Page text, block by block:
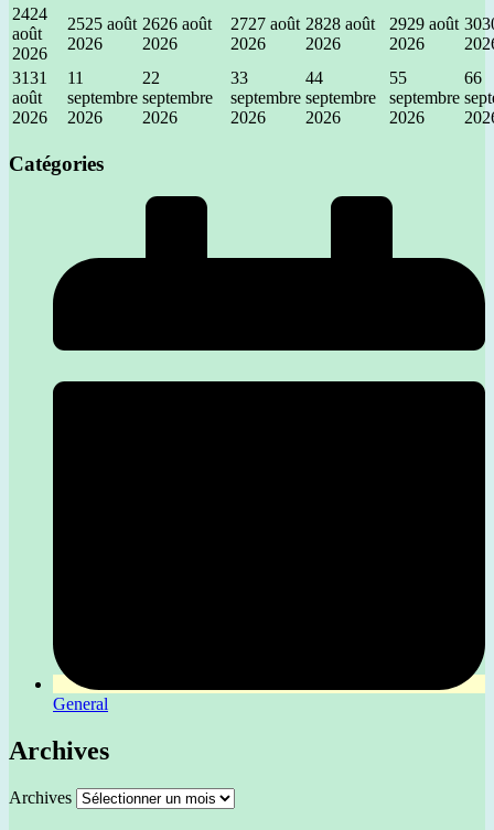
2424
août
2026
2525 août
2026
2626 août
2026
2727 août
2026
2828 août
2026
2929 août
2026
30
3131
août
2026
11
septembre
2026
22
septembre
2026
33
septembre
2026
44
septembre
2026
55
septembre
2026
66
Catégories
General
Archives
Archives